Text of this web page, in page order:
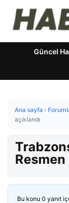
Güncel
Ana sayfa ›
açıklandı
Resmen
Bu konu 0 yanıt